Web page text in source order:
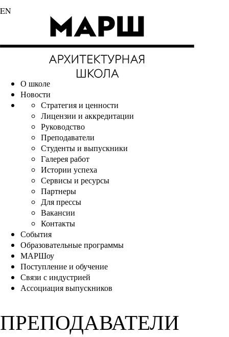
EN
О школе
Новости
Стратегия и ценности
Лицензии и аккредитации
Руководство
Преподаватели
Студенты и выпускники
Галерея работ
Истории успеха
Сервисы и ресурсы
Партнеры
Для прессы
Вакансии
Контакты
События
Образовательные программы
МАРШоу
Поступление и обучение
Связи с индустрией
Ассоциация выпускников
ПРЕПОДАВАТЕЛИ